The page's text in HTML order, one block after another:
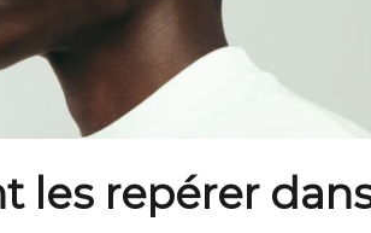
les repérer